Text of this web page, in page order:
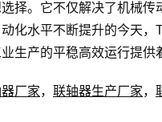
择。它不仅解决了机械传
化水平不断提升的今天，
生产的平稳高效运行提供
厂家， 联轴器生产厂家，